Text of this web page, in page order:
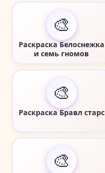
🎨
Раскраска Белоснежка
и семь гномов
🎨
Раскраска Бравл старс
🎨